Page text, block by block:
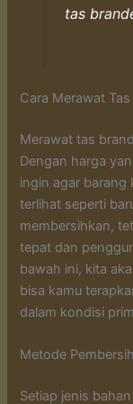
tas
Cara Merawat
Merawat tas
Dengan harga
ingin agar barang
terlihat seperti
membersihkan,
tepat dan
bawah ini, kita
bisa kamu
dalam kondisi
Metode
Setiap jenis